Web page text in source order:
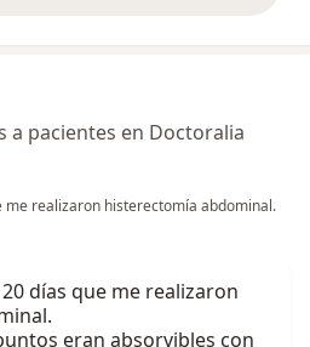
a pacientes en Doctoralia
me realizaron histerectomía abdominal.
días que me realizaron
eran absorvibles con